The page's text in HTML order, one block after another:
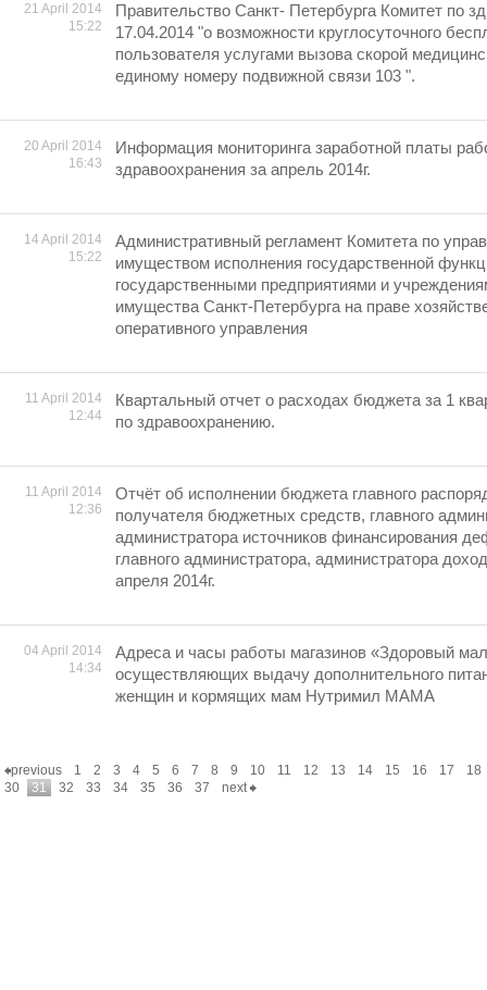
21 April 2014
15:22
Правительство Санкт- Петербурга Комитет по
17.04.2014 "о возможности круглосуточного
пользователя услугами вызова скорой
единому номеру подвижной связи 103 ".
20 April 2014
16:43
Информация мониторинга заработной платы
здравоохранения за апрель 2014г.
14 April 2014
15:22
Административный регламент Комитета по
имуществом исполнения государственной
государственными предприятиями и
имущества Санкт-Петербурга на праве
оперативного управления
11 April 2014
12:44
Квартальный отчет о расходах бюджета за 1
по здравоохранению.
11 April 2014
12:36
Отчёт об исполнении бюджета главного
получателя бюджетных средств, главного
администратора источников финансирования
главного администратора, администратора
апреля 2014г.
04 April 2014
14:34
Адреса и часы работы магазинов «Здоровый
осуществляющих выдачу дополнительного
женщин и кормящих мам Нутримил МАМА
previous 1 2 3 4 5 6 7 8 9 10 11 12 13 14 15 16 17
18
30
31 32 33 34 35 36 37 next